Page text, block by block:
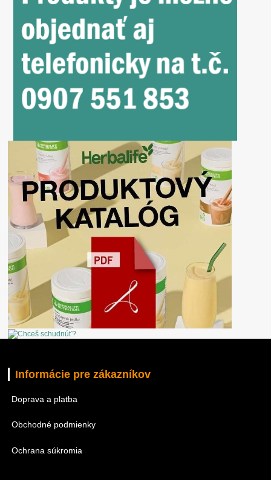
Informácie pre zákazníkov
Doprava a platba
Obchodné podmienky
Ochrana súkromia